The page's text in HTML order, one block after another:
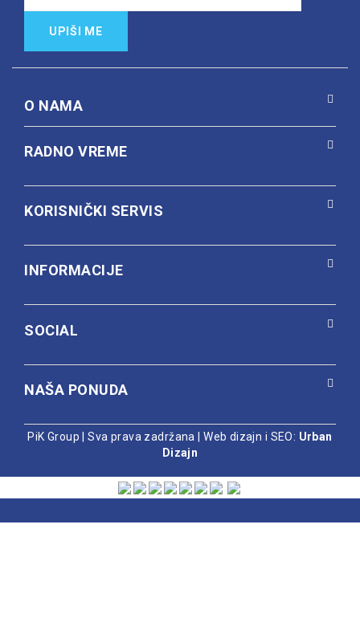
UPIŠI ME
O NAMA
RADNO VREME
KORISNIČKI SERVIS
INFORMACIJE
SOCIAL
NAŠA PONUDA
PiK Group | Sva prava zadržana |Web dizajn i SEO: Urban
Dizajn